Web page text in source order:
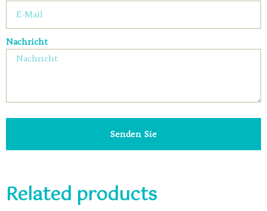
Nachricht
Senden Sie
Related products